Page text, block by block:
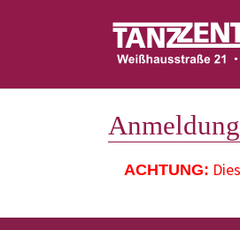
Anmeldung
ACHTUNG: